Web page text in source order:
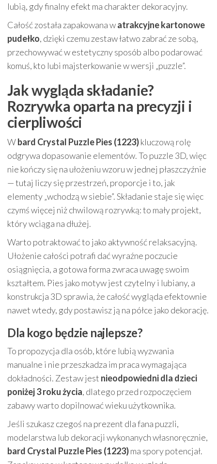
lubią, gdy finalny efekt ma charakter dekoracyjny.
Całość została zapakowana watrakcyjne kartonowe
pudełko, dzięki czemu zestaw łatwo zabrać ze sobą,
przechowywać w estetyczny sposób albo podarować
komuś, kto lubi majsterkowanie w wersji „puzzle”.
Jak wygląda składanie?
Rozrywka oparta na precyzji i
cierpliwości
Wbard Crystal Puzzle Pies (1223)kluczową rolę
odgrywa dopasowanie elementów. To puzzle 3D, więc
nie kończy się na ułożeniu wzoru w jednej płaszczyźnie
— tutaj liczy się przestrzeń, proporcje i to, jak
elementy „wchodzą w siebie”. Składanie staje się więc
czymś więcej niż chwilową rozrywką: to mały projekt,
który wciąga na dłużej.
Warto potraktować to jako aktywność relaksacyjną.
Ułożenie całości potrafi dać wyraźne poczucie
osiągnięcia, a gotowa forma zwraca uwagę swoim
kształtem. Pies jako motyw jest czytelny i lubiany, a
konstrukcja 3D sprawia, że całość wygląda efektownie
nawet wtedy, gdy postawisz ją na półce jako dekorację.
Dla kogo będzie najlepsze?
To propozycja dla osób, które lubią wyzwania
manualne i nie przeszkadza im praca wymagająca
dokładności. Zestaw jest nieodpowiedni dla dzieci
poniżej 3 roku życia, dlatego przed rozpoczęciem
zabawy warto dopilnować wieku użytkownika.
Jeśli szukasz czegoś na prezent dla fana puzzli,
modelarstwa lub dekoracji wykonanych własnoręcznie,
bard Crystal Puzzle Pies (1223)ma spory potencjał.